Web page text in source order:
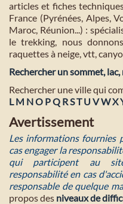
articles et fiches
France (Pyrénées, Alpes,
Maroc, Réunion...) :
le trekking, nous
raquettes à neige, vtt,
Rechercher un sommet, lac,
Rechercher une ville qui
L M NO PQ R ST U VWX
Avertissement
Les informations fournies
cas engager la
qui participent au
responsabilité en cas
responsable de quelque
propos des niveaux de